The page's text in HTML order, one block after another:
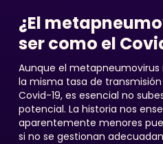
¿El
ser como el
Aunque el
la misma tasa de
Covid-19, es esencial no
potencial. La historia nos
aparentemente menores
si no se gestionan